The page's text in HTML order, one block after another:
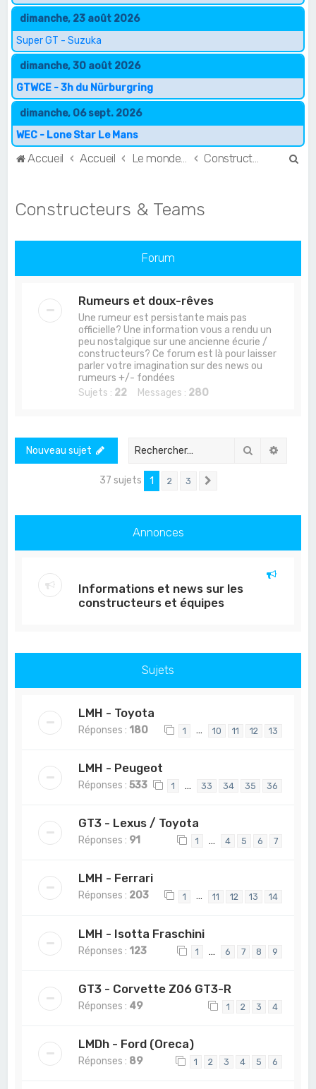
dimanche, 23 août 2026
Super GT - Suzuka
dimanche, 30 août 2026
GTWCE - 3h du Nürburgring
dimanche, 06 sept. 2026
WEC - Lone Star Le Mans
Accueil Accueil Constructeurs & Teams
c
Constructeurs & Teams
Forum
Rumeurs et doux-rêves
Une rumeur est persistante mais pas
officielle? Une information vous a rendu un
peu nostalgique sur une ancienne écurie /
constructeurs? Ce forum est là pour laisser
parler votre imagination sur des news ou
rumeurs +/- fondées
Sujets : 22 Messages : 280
Nouveau sujet Rechercher
37 sujets 1 2 3
Annonces
Informations et news sur les
constructeurs et équipes
Sujets
LMH - Toyota
Réponses : 180 1 … 10 11 12 13
LMH - Peugeot
Réponses :533 1 … 33 34 35 36
GT3 - Lexus / Toyota
Réponses : 91 1 … 4 5 6 7
LMH - Ferrari
Réponses : 203 1 … 11 12 13 14
LMH - Isotta Fraschini
Réponses : 123 1 … 6 7 8 9
GT3 - Corvette Z06 GT3-R
Réponses : 49 1 2 3 4
LMDh - Ford (Oreca)
Réponses : 89 1 2 3 4 5 6